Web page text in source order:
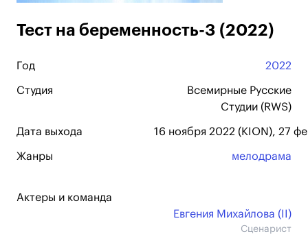
Тест на беременность-3 (2022)
Год 2022
Студия
Всемирные Русские
Студии (RWS)
Дата выхода 16 ноября 2022 (KION), 27
Жанры мелодрама
Актеры и команда
Евгения Михайлова (II)
Сценарист